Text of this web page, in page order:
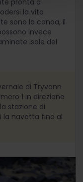
pronta a
la vita
sono la canoa, il
invece
isole del
di Tryvann
1 in direzione
stazione di
la navetta fino al